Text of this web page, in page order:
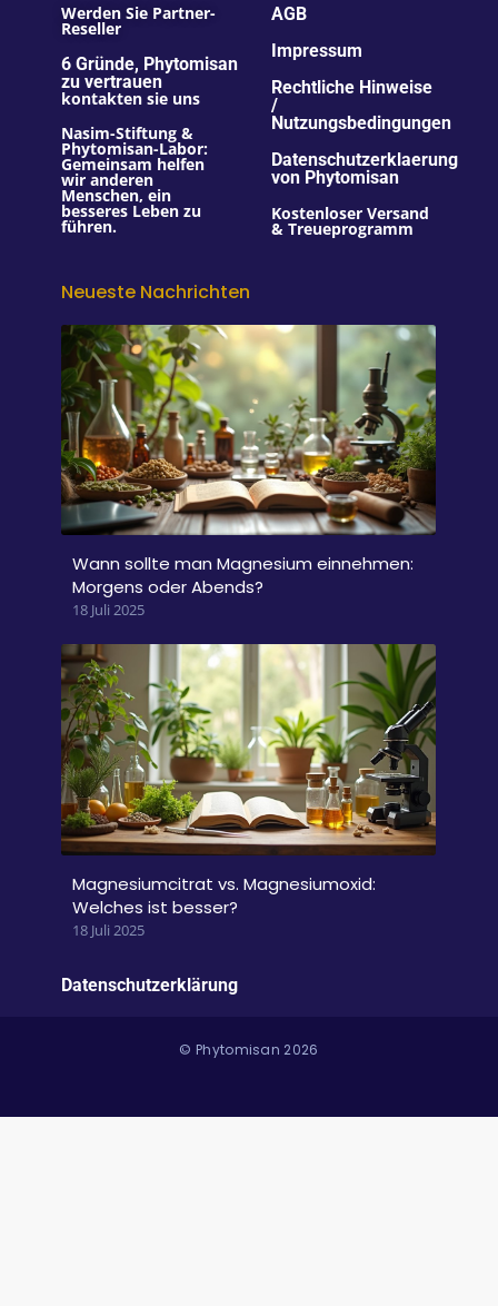
Werden Sie Partner-
Reseller
6 Gründe, Phytomisan
zu vertrauen
kontakten sie uns
Nasim-Stiftung &
Phytomisan-Labor:
Gemeinsam helfen
wir anderen
Menschen, ein
besseres Leben zu
führen.
AGB
Impressum
Rechtliche Hinweise
/
Nutzungsbedingungen
Datenschutzerklaerung
von Phytomisan
Kostenloser Versand
& Treueprogramm
Neueste Nachrichten
Wann sollte man Magnesium einnehmen:
Morgens oder Abends?
18 Juli 2025
Magnesiumcitrat vs. Magnesiumoxid:
Welches ist besser?
18 Juli 2025
Datenschutzerklärung
© Phytomisan 2026